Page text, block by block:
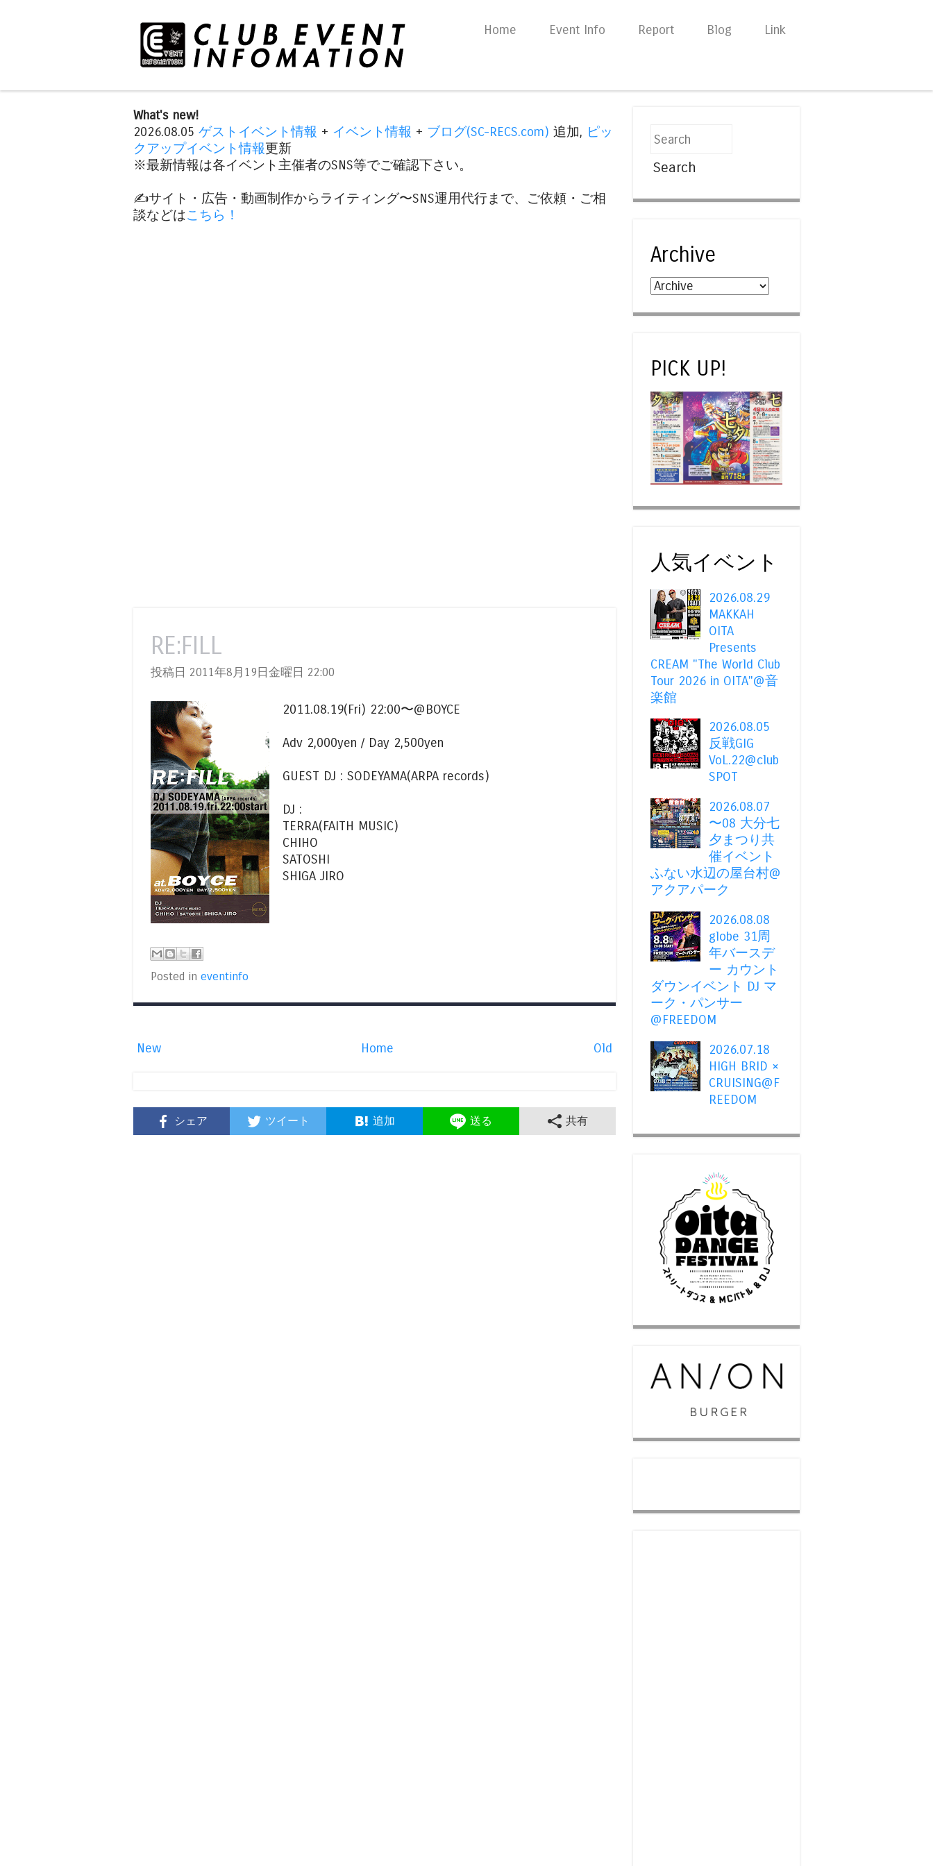
Skip to content
Home Event Info Report Blog Link
What's new!
2026.08.05 ゲストイベント情報 + イベント情報 + ブログ(SC-RECS.com) 追加, ピッ
クアップイベント情報更新
※最新情報は各イベント主催者のSNS等でご確認下さい。
✍️サイト・広告・動画制作からライティング〜SNS運用代行まで、ご依頼・ご相
談などはこちら！
RE:FILL
投稿日 2011年8月19日金曜日 22:00
2011.08.19(Fri) 22:00〜@BOYCE
Adv 2,000yen / Day 2,500yen
GUEST DJ : SODEYAMA(ARPA records)
DJ :
TERRA(FAITH MUSIC)
CHIHO
SATOSHI
SHIGA JIRO
Posted in eventinfo
New Old
Home
シェア ツイート 追加 送る 共有
Search
Archive
PICK UP!
人気イベント
2026.08.29
MAKKAH
OITA
Presents
CREAM "The World Club
Tour 2026 in OITA"@音
楽館
2026.08.05
反戦GIG
VoL.22@club
SPOT
2026.08.07
〜08 大分七
夕まつり共
催イベント
ふない水辺の屋台村@
アクアパーク
2026.08.08
globe 31周
年バースデ
ー カウント
ダウンイベント DJ マ
ーク・パンサー
@FREEDOM
2026.07.18
HIGH BRID ×
CRUISING@F
REEDOM